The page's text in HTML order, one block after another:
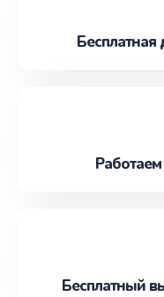
Бесплатная
Бесплатный